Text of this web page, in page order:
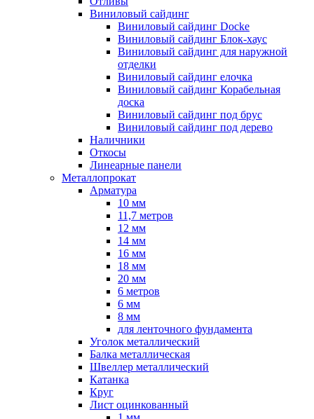
Виниловый сайдинг
Виниловый сайдинг Docke
Виниловый сайдинг Блок-хаус
Виниловый сайдинг для наружной
отделки
Виниловый сайдинг елочка
Виниловый сайдинг Корабельная
доска
Виниловый сайдинг под брус
Виниловый сайдинг под дерево
Наличники
Откосы
Линеарные панели
Металлопрокат
Арматура
10 мм
11,7 метров
12 мм
14 мм
16 мм
18 мм
20 мм
6 метров
6 мм
8 мм
для ленточного фундамента
Уголок металлический
Балка металлическая
Швеллер металлический
Катанка
Круг
Лист оцинкованный